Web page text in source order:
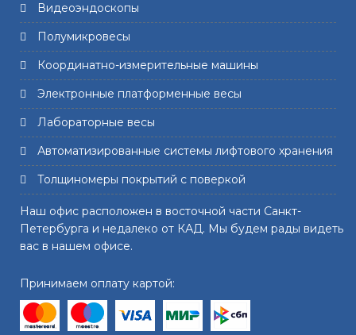
Видеоэндоскопы
Полумикровесы
Координатно-измерительные машины
Электронные платформенные весы
Лабораторные весы
Автоматизированные системы лифтового хранения
Толщиномеры покрытий с поверкой
Наш офис расположен в восточной части Санкт-
Петербурга и недалеко от КАД. Мы будем рады видеть
вас в нашем офисе.
Принимаем оплату картой: